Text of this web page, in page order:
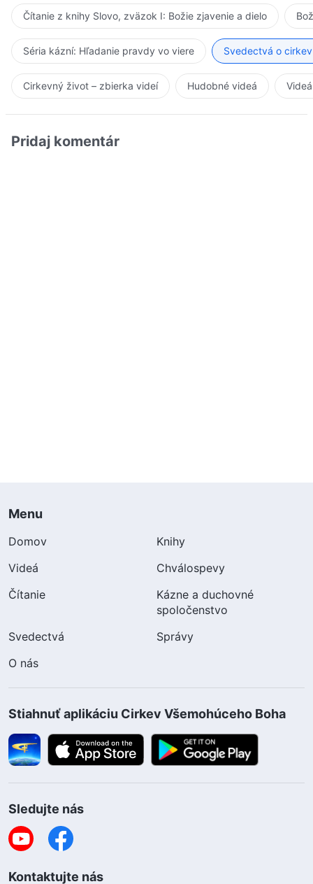
Čítanie z knihy Slovo, zväzok I: Božie zjavenie a dielo
Séria kázní: Hľadanie pravdy vo viere Svedectvá o
Cirkevný život – zbierka videí Hudobné videá
Pridaj komentár
Menu
Domov
Knihy
Videá
Chválospevy
Čítanie
Kázne a duchovné
spoločenstvo
Svedectvá
Správy
O nás
Stiahnuť aplikáciu Cirkev Všemohúceho Boha
Sledujte nás
Kontaktujte nás